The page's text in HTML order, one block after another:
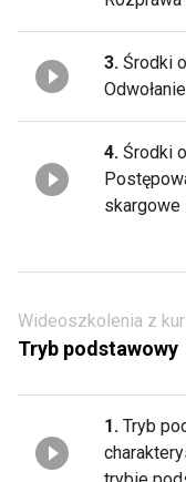
3. Środki
Odwołanie
4. Środki
Wideoszkolenia z
Tryb podstawowy
1. Tryb